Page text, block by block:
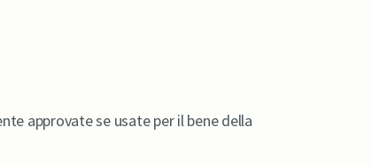
approvate se usate per il bene della